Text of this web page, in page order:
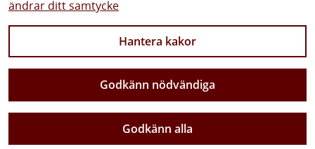
ändrar ditt samtycke
Hantera kakor
Godkänn nödvändiga
Godkänn alla
Vi gör Sverige närmare
Facebook Youtube